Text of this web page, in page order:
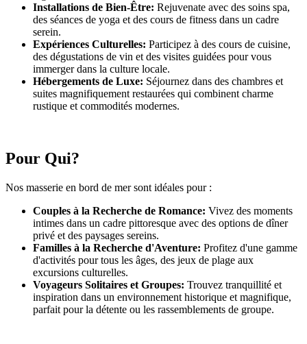
Installations de Bien-Être: Rejuvenate avec des soins spa,
des séances de yoga et des cours de fitness dans un cadre
serein.
Expériences Culturelles: Participez à des cours de cuisine,
des dégustations de vin et des visites guidées pour vous
immerger dans la culture locale.
Hébergements de Luxe: Séjournez dans des chambres et
suites magnifiquement restaurées qui combinent charme
rustique et commodités modernes.
Pour Qui?
Nos masserie en bord de mer sont idéales pour :
Couples à la Recherche de Romance: Vivez des moments
intimes dans un cadre pittoresque avec des options de dîner
privé et des paysages sereins.
Familles à la Recherche d'Aventure: Profitez d'une gamme
d'activités pour tous les âges, des jeux de plage aux
excursions culturelles.
Voyageurs Solitaires et Groupes: Trouvez tranquillité et
inspiration dans un environnement historique et magnifique,
parfait pour la détente ou les rassemblements de groupe.